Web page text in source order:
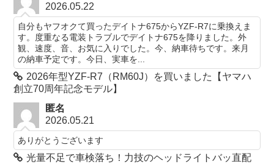
2026.05.22
自分もヤフオクて買ったデイトナ675からYZF-R7に乗換えま
す。度重なる電装トラブルでデイトナ675を降りました。外
観、速度、音、お気に入りでした。今、納車待ちです。来月
の納車予定です。今日、実車を...
2026年型YZF-R7（RM60J）を買いました【ヤマハ
創立70周年記念モデル】
匿名
2026.05.21
ありがとうございます
光量不足で車検落ち！力技のヘッドライトバッ直配